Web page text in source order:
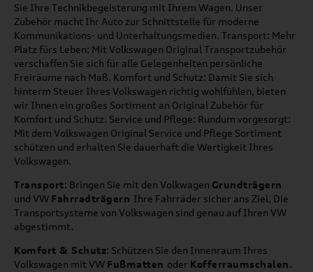
Sie Ihre Technikbegeisterung mit Ihrem Wagen. Unser
Zubehör macht Ihr Auto zur Schnittstelle für moderne
Kommunikations- und Unterhaltungsmedien. Transport: Mehr
Platz fürs Leben: Mit Volkswagen Original Transportzubehör
verschaffen Sie sich für alle Gelegenheiten persönliche
Freiräume nach Maß. Komfort und Schutz: Damit Sie sich
hinterm Steuer Ihres Volkswagen richtig wohlfühlen, bieten
wir Ihnen ein großes Sortiment an Original Zubehör für
Komfort und Schutz. Service und Pflege: Rundum vorgesorgt:
Mit dem Volkswagen Original Service und Pflege Sortiment
schützen und erhalten Sie dauerhaft die Wertigkeit Ihres
Volkswagen.
Transport: Bringen Sie mit den Volkwagen Grundträgern
und VW Fahrradträgern Ihre Fahrräder sicher ans Ziel. Die
Transportsysteme von Volkswagen sind genau auf Ihren VW
abgestimmt.
Komfort & Schutz: Schützen Sie den Innenraum Ihres
Volkswagen mit VW Fußmatten oder Kofferraumschalen.